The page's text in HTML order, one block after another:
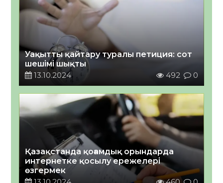
Уақытты қайтару туралы петиция: сот
шешімі шықты
13.10.2024
492 0
Қазақстанда қоғамдық орындарда
интернетке қосылу ережелері
өзгермек